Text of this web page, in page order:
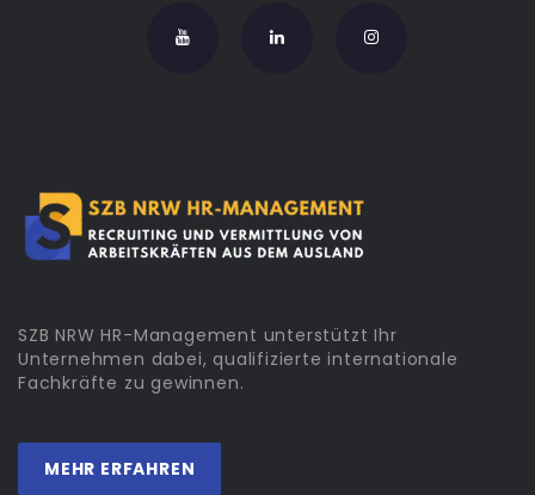
SZB NRW HR-Management unterstützt Ihr
Unternehmen dabei, qualifizierte internationale
Fachkräfte zu gewinnen.
MEHR ERFAHREN